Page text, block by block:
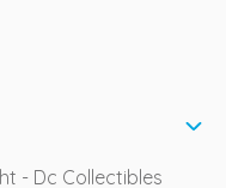
- Dc Collectibles